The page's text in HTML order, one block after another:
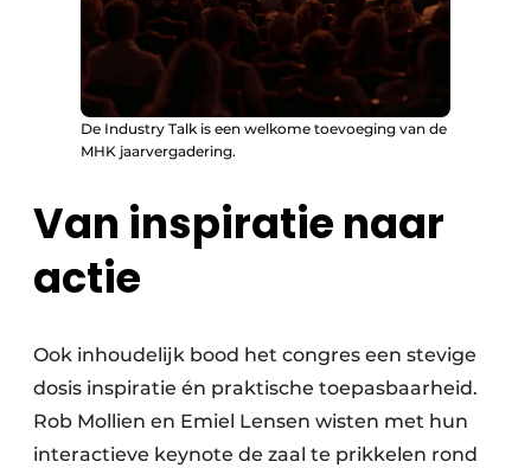
De Industry Talk is een welkome toevoeging van de
MHK jaarvergadering.
Van inspiratie naar
actie
Ook inhoudelijk bood het congres een stevige
dosis inspiratie én praktische toepasbaarheid.
Rob Mollien en Emiel Lensen wisten met hun
interactieve keynote de zaal te prikkelen rond